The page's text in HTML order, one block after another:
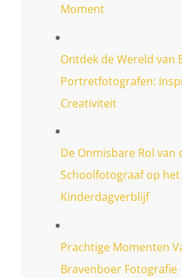
Moment
Ontdek de Wereld van
Portretfotografen:
Creativiteit
De Onmisbare Rol van
Schoolfotograaf op het
Kinderdagverblijf
Prachtige Momenten
Bravenboer Fotografie